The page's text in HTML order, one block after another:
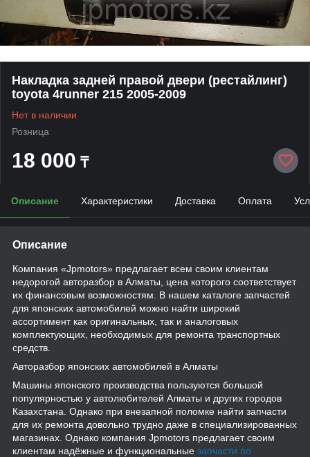
Накладка задней правой двери (рестайлинг)
toyota 4runner 215 2005-2009
Нет в наличии
Розница
18 000 ₸
Описание Характеристики Доставка Оплата
Описание
Компания «Jpmotors» предлагает всем своим клиентам
недорогой авторазбор в Алматы, цена которого соответствует
их финансовым возможностям. В нашем каталоге запчастей
для японских автомобилей можно найти широкий
ассортимент как оригинальных, так и аналоговых
комплектующих, необходимых для ремонта транспортных
средств.
Авторазбор японских автомобилей в Алматы
Машины японского производства пользуются большой
популярностью у автолюбителей Алматы и других городов
Казахстана. Однако при внезапной поломке найти запчасти
для их ремонта довольно трудно даже в специализированных
магазинах. Однако компания Jpmotors предлагает своим
клиентам надёжные и функциональные запчасти по